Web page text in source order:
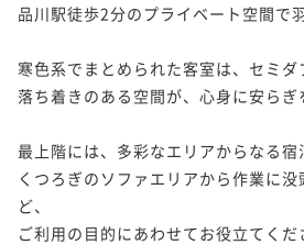
品川駅徒歩2分のプライベート空間で
寒色系でまとめられた客室は、セミダ
落ち着きのある空間が、心身に安らぎ
最上階には、多彩なエリアからなる宿
くつろぎのソファエリアから作業に
ど、
ご利用の目的にあわせてお役立てくだ